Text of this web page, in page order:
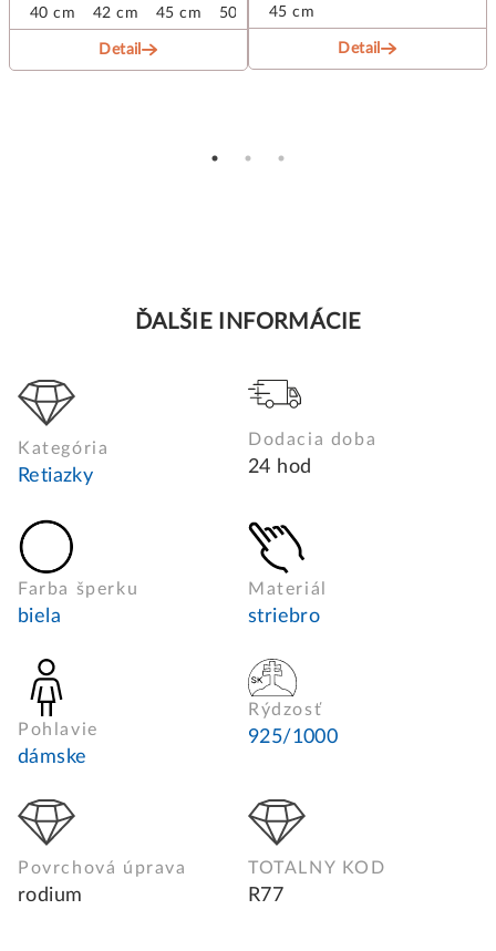
40 cm 42 cm 45 cm 50 cm
Detail
45 cm
Detail
ĎALŠIE INFORMÁCIE
Kategória
Retiazky
Dodacia doba
24 hod
Farba šperku
biela
Materiál
striebro
Pohlavie
dámske
Rýdzosť
925/1000
Povrchová úprava
rodium
TOTALNY KOD
R77